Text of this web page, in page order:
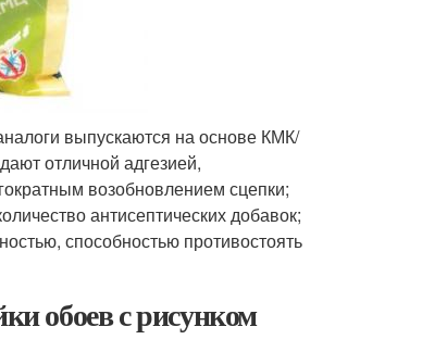
выпускаются на основе КМК/
отличной адгезией,
возобновлением сцепки;
антисептических добавок;
способностью противостоять
обоев с рисунком